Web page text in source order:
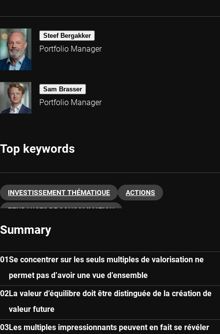
Steef Bergakker
Portfolio Manager
Sam Brasser
Portfolio Manager
Top keywords
INVESTISSEMENT THÉMATIQUE ACTIONS
TENDANCES DE CONSOMMATION
Summary
Se concentrer sur les seuls multiples de valorisation ne
permet pas d’avoir une vue d’ensemble
La valeur d’équilibre doit être distinguée de la création de
valeur future
Les multiples impressionnants peuvent en fait se révéler